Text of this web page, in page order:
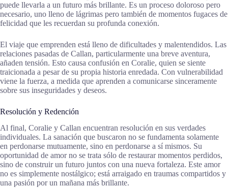
puede llevarla a un futuro más brillante. Es un proceso doloroso pero
necesario, uno lleno de lágrimas pero también de momentos fugaces de
felicidad que les recuerdan su profunda conexión.
El viaje que emprenden está lleno de dificultades y malentendidos. Las
relaciones pasadas de Callan, particularmente una breve aventura,
añaden tensión. Esto causa confusión en Coralie, quien se siente
traicionada a pesar de su propia historia enredada. Con vulnerabilidad
viene la fuerza, a medida que aprenden a comunicarse sinceramente
sobre sus inseguridades y deseos.
Resolución y Redención
Al final, Coralie y Callan encuentran resolución en sus verdades
individuales. La sanación que buscaron no se fundamenta solamente
en perdonarse mutuamente, sino en perdonarse a sí mismos. Su
oportunidad de amor no se trata sólo de restaurar momentos perdidos,
sino de construir un futuro juntos con una nueva fortaleza. Este amor
no es simplemente nostálgico; está arraigado en traumas compartidos y
una pasión por un mañana más brillante.